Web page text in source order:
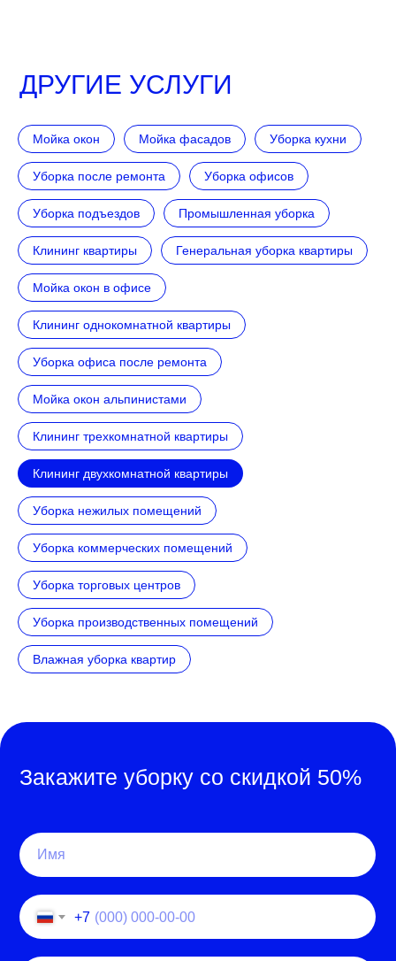
ДРУГИЕ УСЛУГИ
Мойка окон Мойка фасадов Уборка кухни
Уборка после ремонта Уборка офисов
Уборка подъездов Промышленная уборка
Клининг квартиры Генеральная уборка квартиры
Мойка окон в офисе
Клининг однокомнатной квартиры
Уборка офиса после ремонта
Мойка окон альпинистами
Клининг трехкомнатной квартиры
Клининг двухкомнатной квартиры
Уборка нежилых помещений
Уборка коммерческих помещений
Уборка торговых центров
Уборка производственных помещений
Влажная уборка квартир
+7
Закажите уборку со скидкой 50%